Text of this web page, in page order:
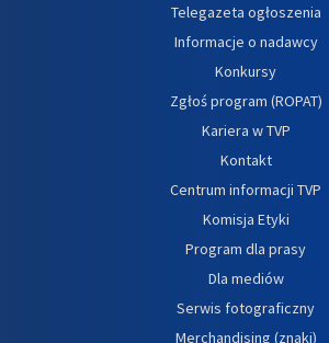
Telegazeta ogłoszenia
Informacje o nadawcy
Konkursy
Zgłoś program (ROPAT)
Kariera w TVP
Kontakt
Centrum informacji TVP
Komisja Etyki
Program dla prasy
Dla mediów
Serwis fotograficzny
Merchandising (znaki)